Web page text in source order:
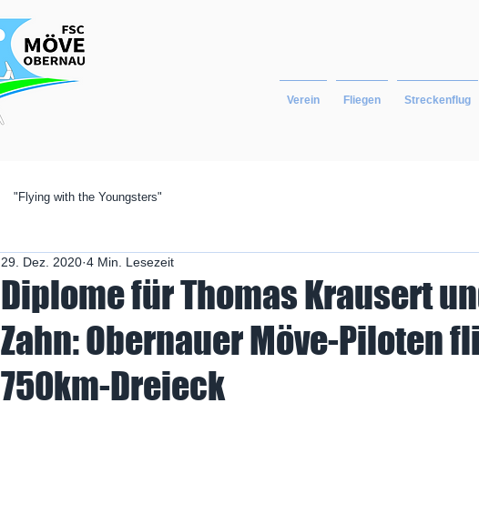
Verein Fliegen Streckenflug
"Flying with the Youngsters"
Diplome für Thomas Krausert
Zahn: Obernauer Möve-Piloten
750km-Dreieck
29. Dez. 2020 4 Min. Lesezeit